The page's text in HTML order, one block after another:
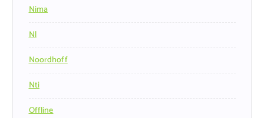
Nima
Nl
Noordhoff
Nti
Offline